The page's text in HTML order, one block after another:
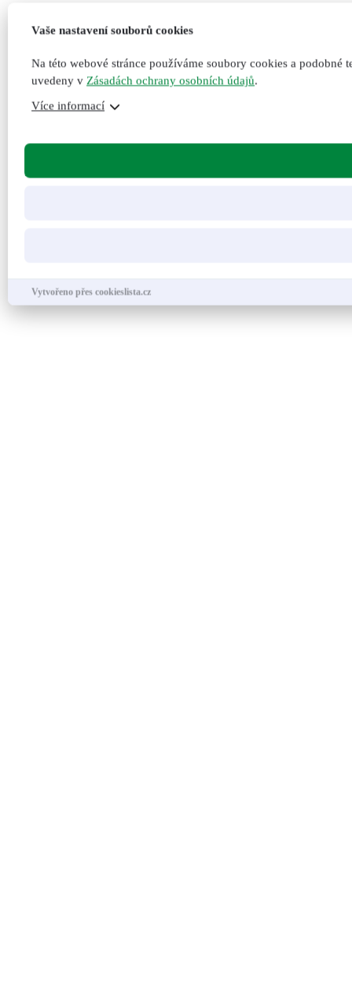
Vaše nastavení souborů cookies
Na této webové stránce používáme soubory cookies a
uvedeny v Zásadách ochrany osobních údajů.
Více informací
Vytvořeno přes cookieslista.cz